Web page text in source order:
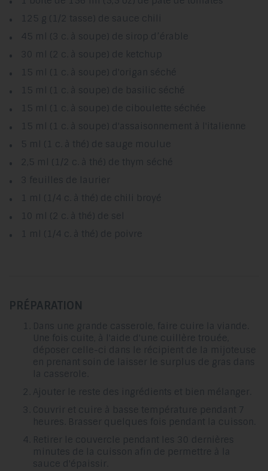
125 g (1/2 tasse) de sauce chili
45 ml (3 c. à soupe) de sirop d’érable
30 ml (2 c. à soupe) de ketchup
15 ml (1 c. à soupe) d'origan séché
15 ml (1 c. à soupe) de basilic séché
15 ml (1 c. à soupe) de ciboulette séchée
15 ml (1 c. à soupe) d'assaisonnement à l'italienne
5 ml (1 c. à thé) de sauge moulue
2,5 ml (1/2 c. à thé) de thym séché
3 feuilles de laurier
1 ml (1/4 c. à thé) de chili broyé
10 ml (2 c. à thé) de sel
1 ml (1/4 c. à thé) de poivre
PRÉPARATION
Dans une grande casserole, faire cuire la viande.
Une fois cuite, à l'aide d'une cuillère trouée,
déposer celle-ci dans le récipient de la mijoteuse
en prenant soin de laisser le surplus de gras dans
la casserole.
Ajouter le reste des ingrédients et bien mélanger.
Couvrir et cuire à basse température pendant 7
heures. Brasser quelques fois pendant la cuisson.
Retirer le couvercle pendant les 30 dernières
minutes de la cuisson afin de permettre à la
sauce d'épaissir.